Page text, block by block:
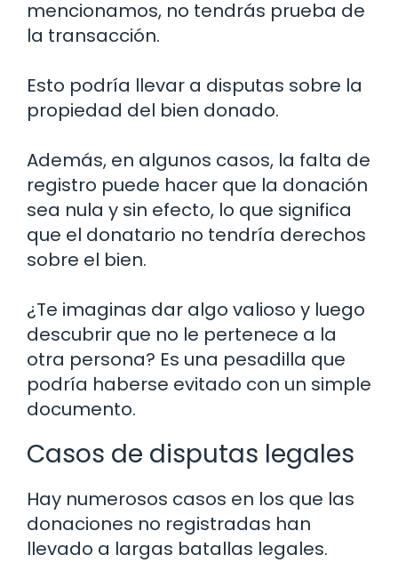
mencionamos, no tendrás prueba de
la transacción.
Esto podría llevar a disputas sobre la
propiedad del bien donado.
Además, en algunos casos, la falta de
registro puede hacer que la donación
sea nula y sin efecto, lo que significa
que el donatario no tendría derechos
sobre el bien.
¿Te imaginas dar algo valioso y luego
descubrir que no le pertenece a la
otra persona? Es una pesadilla que
podría haberse evitado con un simple
documento.
Casos de disputas legales
Hay numerosos casos en los que las
donaciones no registradas han
llevado a largas batallas legales.